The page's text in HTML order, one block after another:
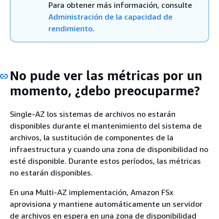
Para obtener más información, consulte
Administración de la capacidad de
rendimiento.
No pude ver las métricas por un
momento, ¿debo preocuparme?
Single-AZ los sistemas de archivos no estarán
disponibles durante el mantenimiento del sistema de
archivos, la sustitución de componentes de la
infraestructura y cuando una zona de disponibilidad no
esté disponible. Durante estos períodos, las métricas
no estarán disponibles.
En una Multi-AZ implementación, Amazon FSx
aprovisiona y mantiene automáticamente un servidor
de archivos en espera en una zona de disponibilidad